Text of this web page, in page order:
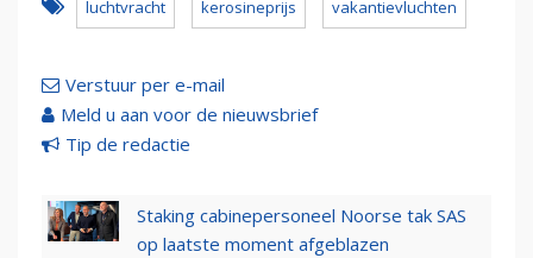
luchtvracht kerosineprijs vakantievluchten
Verstuur per e-mail
Meld u aan voor de nieuwsbrief
Tip de redactie
Staking cabinepersoneel Noorse tak SAS
op laatste moment afgeblazen